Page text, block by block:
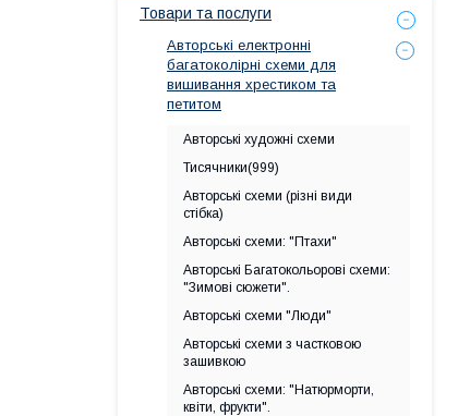
Товари та послуги
Авторські електронні
багатоколірні схеми для
вишивання хрестиком та
петитом
Авторські художні схеми
Тисячники(999)
Авторські схеми (різні види
стібка)
Авторські схеми: "Птахи"
Авторські Багатокольорові схеми:
"Зимові сюжети".
Авторські схеми "Люди"
Авторські схеми з частковою
зашивкою
Авторські схеми: "Натюрморти,
квіти, фрукти".